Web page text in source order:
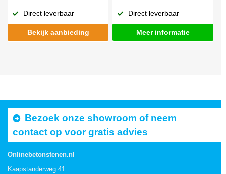
Direct leverbaar
Bekijk aanbieding
Direct leverbaar
Meer informatie
Bezoek onze showroom of neem
contact op voor gratis advies
Onlinebetonstenen.nl
Kaapstanderweg 41